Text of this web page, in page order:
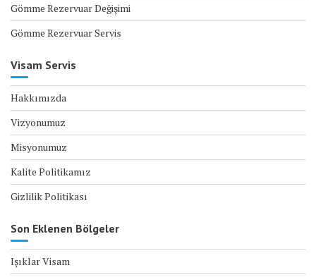
Gömme Rezervuar Değişimi
Gömme Rezervuar Servis
Visam Servis
Hakkımızda
Vizyonumuz
Misyonumuz
Kalite Politikamız
Gizlilik Politikası
Son Eklenen Bölgeler
Işıklar Visam